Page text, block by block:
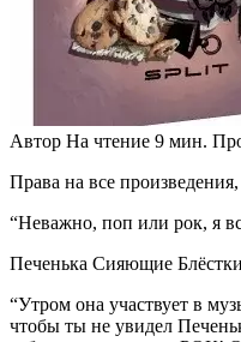
Автор На чтение 9 мин.
Права на все
“Неважно, поп или рок, я
Печенька Сияющие
“Утром она участвует в
чтобы ты не увидел